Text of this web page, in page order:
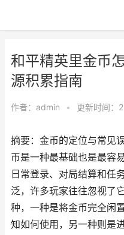
和平精英里金币
源积累指南
作者： admin • 更新时间
摘要：金币的定位与常见
币是一种最基础也是最容
日常登录、对局结算和任
泛，许多玩家往往忽视了
种，一种是将金币完全闲
知如何使用，另一种则是